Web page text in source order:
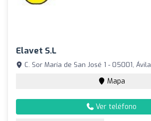
Elavet S.L
C. Sor María de San José 1 - 05001, Ávila
Mapa
Ver teléfono